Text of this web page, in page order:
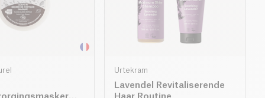
Urtekram
Lavendel Revitaliserende
Haar Routine